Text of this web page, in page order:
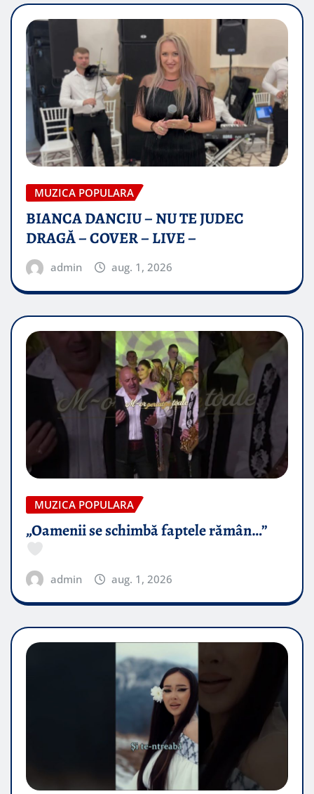
MUZICA POPULARA
BIANCA DANCIU – NU TE JUDEC
DRAGĂ – COVER – LIVE –
admin aug. 1, 2026
MUZICA POPULARA
„Oamenii se schimbă faptele rămân…”
admin aug. 1, 2026